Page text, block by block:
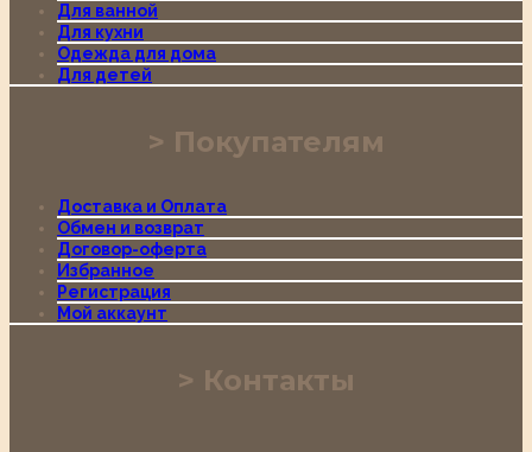
Для ванной
Для кухни
Одежда для дома
Для детей
Покупателям
Доставка и Оплата
Обмен и возврат
Договор-оферта
Избранное
Регистрация
Мой аккаунт
Контакты